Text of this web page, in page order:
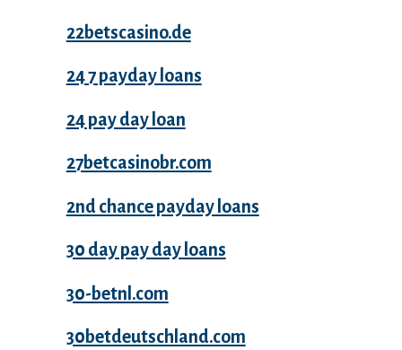
22betscasino.de
24 7 payday loans
24 pay day loan
27betcasinobr.com
2nd chance payday loans
30 day pay day loans
30-betnl.com
30betdeutschland.com